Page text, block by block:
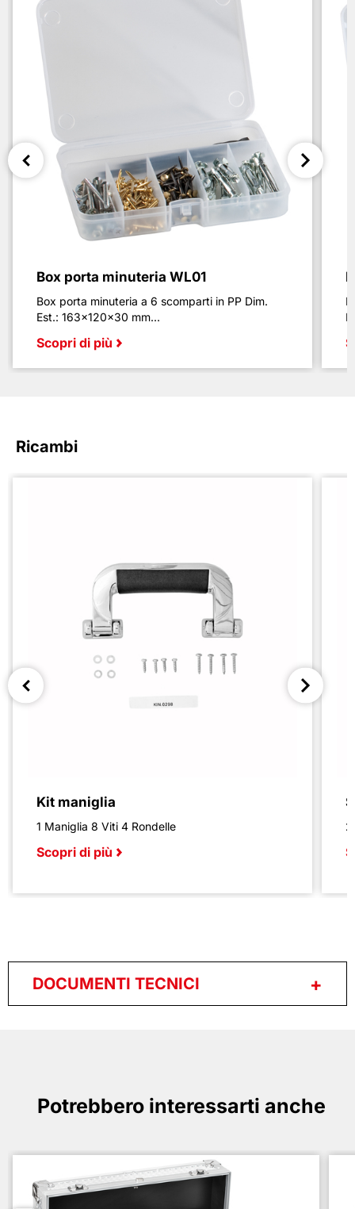
Box porta minuteria WL01
Box porta minuteria a 6 scomparti in PP Dim.
Est.: 163x120x30 mm...
Scopri di più
Ricambi
Kit maniglia
1 Maniglia 8 Viti 4 Rondelle
Scopri di più
2
DOCUMENTI TECNICI
Potrebbero interessarti anche